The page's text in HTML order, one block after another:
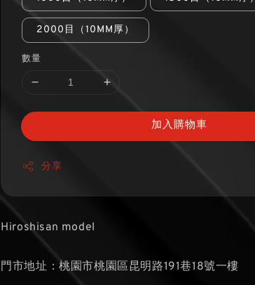
2000目（10MM厚）
數量
加入購物車
分享
Hiroshisan model
門市地址：桃園市桃園區昆明路191巷18號一樓